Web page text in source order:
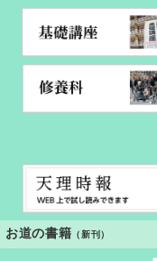
お道の書籍 （新刊）